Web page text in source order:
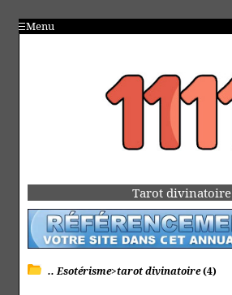
Menu
Tarot divinatoire
.. Esotérisme>tarot divinatoire(4)